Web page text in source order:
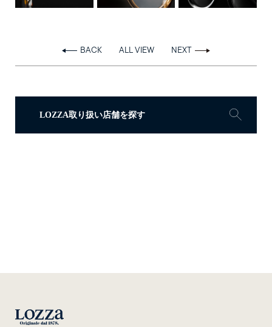
BACK ALL VIEW NEXT
LOZZA取り扱い店舗を探す